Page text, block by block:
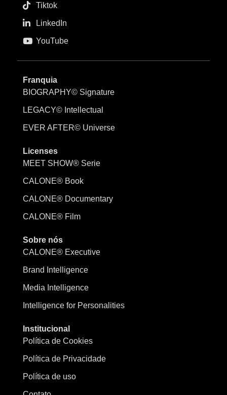
Tiktok
LinkedIn
YouTube
Franquia
BIOGRAPHY© Signature
LEGACY© Intellectual
EVER AFTER© Universe
Licenses
MEET SHOW® Serie
CALONE® Book
CALONE® Documentary
CALONE® Film
Sobre nós
CALONE® Executive
Brand Intelligence
Media Intelligence
Intelligence for Personalities
Institucional
Política de Cookies
Política de Privacidade
Política de uso